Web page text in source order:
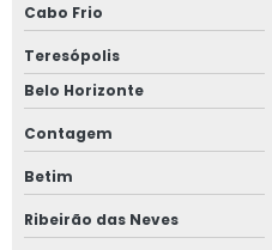
Cabo Frio
Teresópolis
Belo Horizonte
Contagem
Betim
Ribeirão das Neves